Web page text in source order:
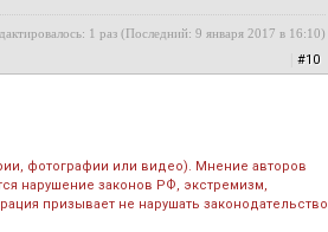
1 раз (Последний: 9 января 2017 в 16:10)
#10
фотографии или видео). Мнение авторов
нарушение законов РФ, экстремизм,
призывает не нарушать законодательство